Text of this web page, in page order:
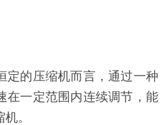
定的压缩机而言，通过一种
在一定范围内连续调节，能
。